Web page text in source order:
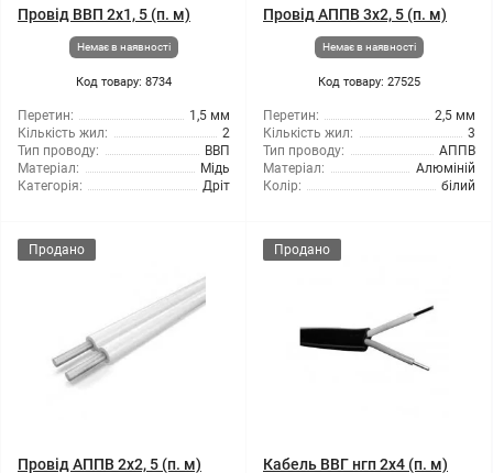
Провід ВВП 2x1, 5 (п. м)
Немає в наявності
Код товару: 8734
Перетин:
1,5 мм
Кількість жил:
2
Тип проводу:
ВВП
Матеріал:
Мідь
Категорія:
Дріт
Провід АППВ 3x2, 5 (п. м)
Немає в наявності
Код товару: 27525
Перетин:
2,5 мм
Кількість жил:
3
Тип проводу:
АППВ
Матеріал:
Алюміній
Колір:
білий
Продано
Провід АППВ 2x2, 5 (п. м)
Продано
Кабель ВВГ нгп 2x4 (п. м)